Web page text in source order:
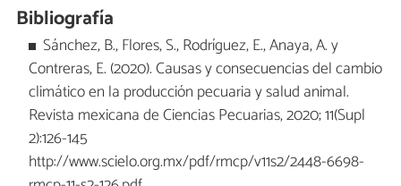
Bibliografía
Sánchez, B., Flores, S., Rodríguez, E., Anaya, A. y
Contreras, E. (2020). Causas y consecuencias del cambio
climático en la producción pecuaria y salud animal.
Revista mexicana de Ciencias Pecuarias, 2020; 11(Supl
2):126-145
http://www.scielo.org.mx/pdf/rmcp/v11s2/2448-6698-